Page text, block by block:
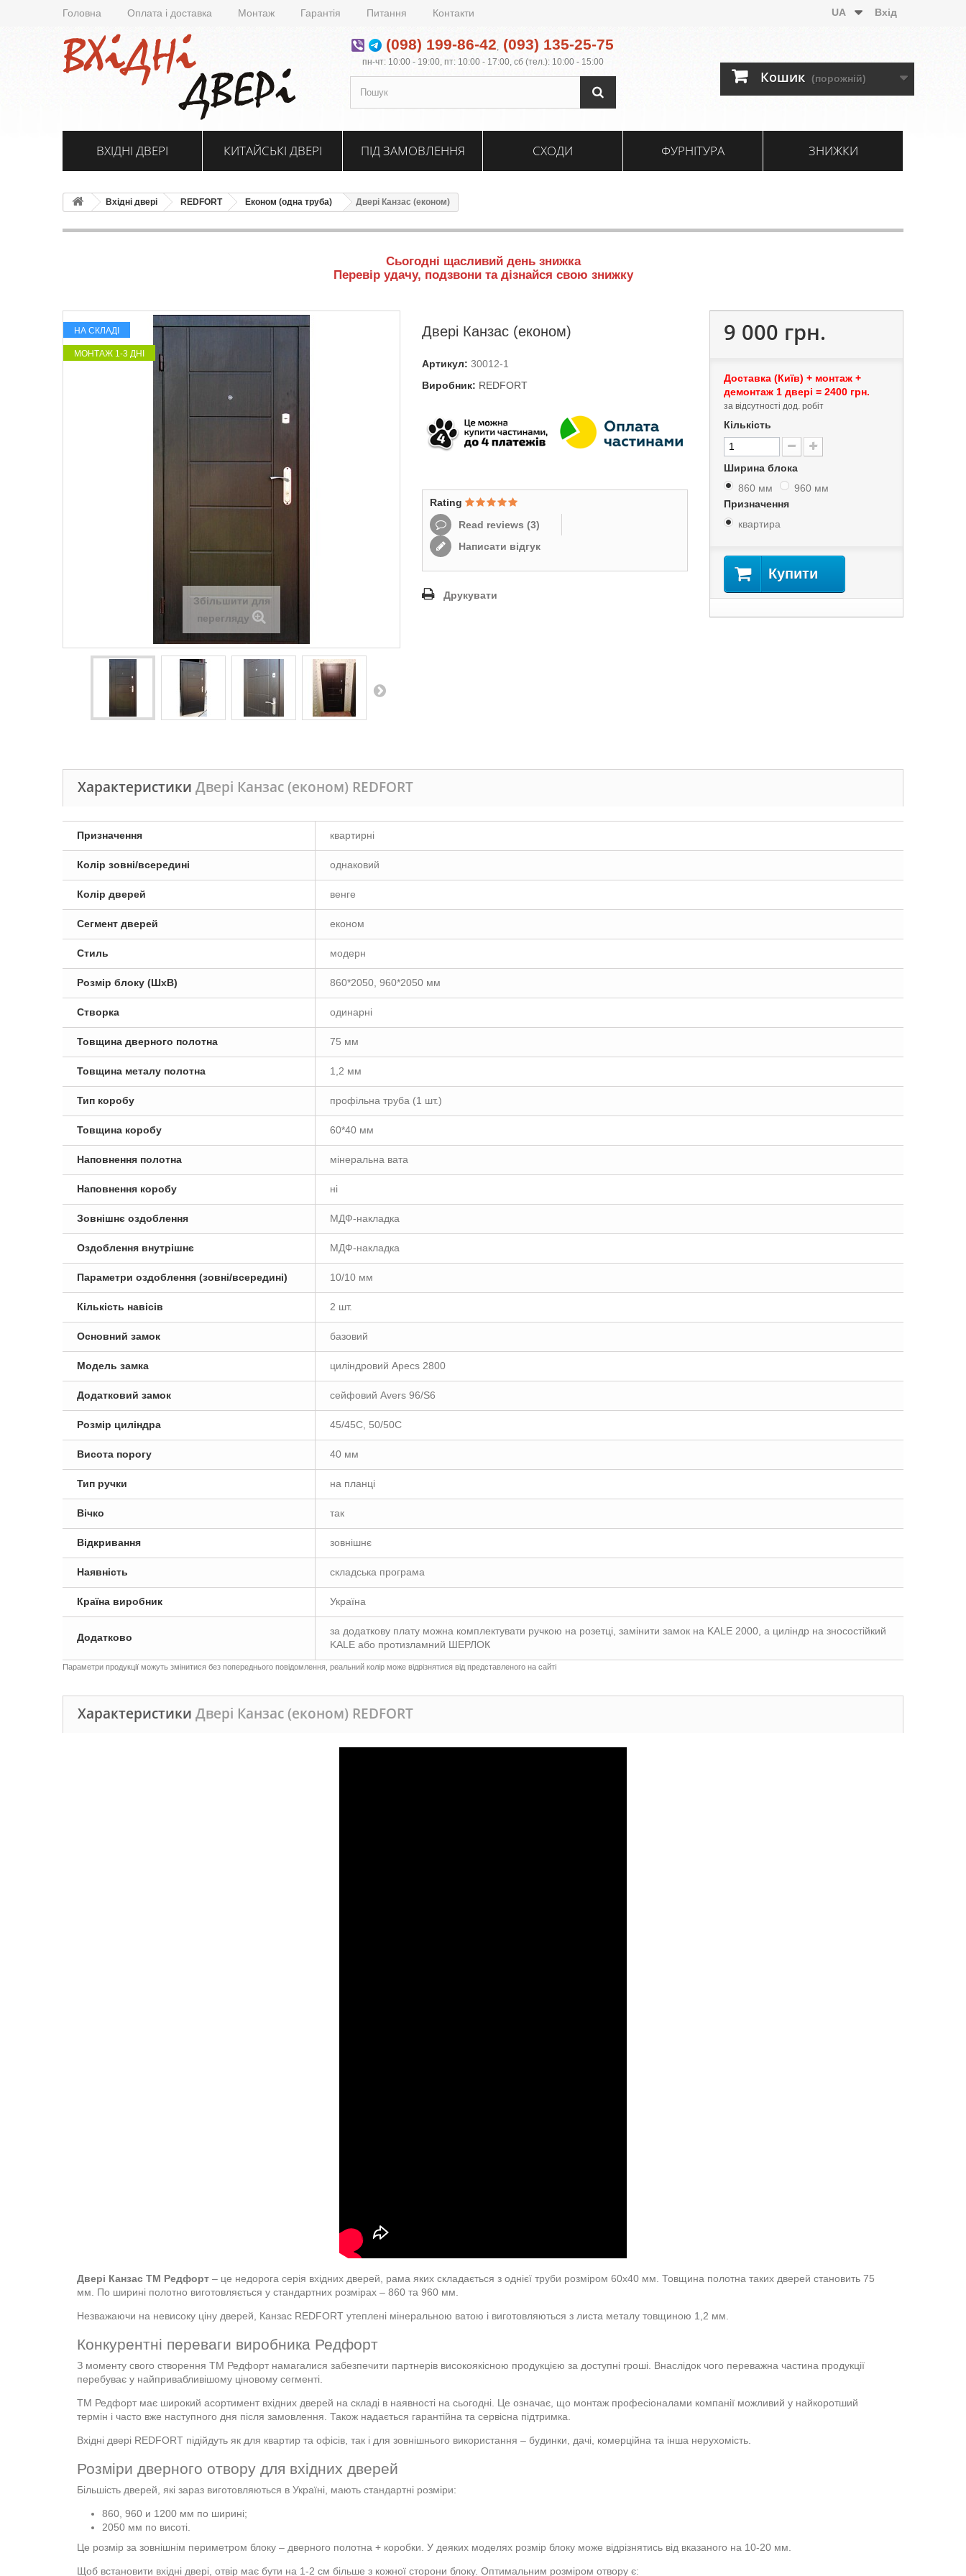
Головна Оплата і доставка Монтаж Гарантія Питання Контакти Вхід
UA
(098) 199-86-42, (093) 135-25-75
пн-чт: 10:00 - 19:00, пт: 10:00 - 17:00, сб (тел.): 10:00 - 15:00
Кошик (порожній)
ВХІДНІ ДВЕРІ КИТАЙСЬКІ ДВЕРІ ПІД ЗАМОВЛЕННЯ СХОДИ ФУРНІТУРА ЗНИЖКИ
Вхідні двері REDFORT Економ (одна труба) Двері Канзас (економ)
Сьогодні щасливий день знижка
Перевір удачу, подзвони та дізнайся свою знижку
НА СКЛАДІ
МОНТАЖ 1-3 ДНІ
Збільшити для
перегляду
Двері Канзас (економ)
Артикул: 30012-1
Виробник: REDFORT
Rating
Read reviews (3)
Написати відгук
Друкувати
9 000 грн.
Доставка (Київ) + монтаж +
демонтаж 1 двері = 2400 грн.
за відсутності дод. робіт
Кількість
Ширина блока
860 мм
960 мм
Призначення
квартира
Купити
Характеристики Двері Канзас (економ) REDFORT
Призначення квартирні
Колір зовні/всередині однаковий
Колір дверей венге
Сегмент дверей економ
Стиль модерн
Розмір блоку (ШxВ) 860*2050, 960*2050 мм
Створка одинарні
Товщина дверного полотна 75 мм
Товщина металу полотна 1,2 мм
Тип коробу профільна труба (1 шт.)
Товщина коробу 60*40 мм
Наповнення полотна мінеральна вата
Наповнення коробу ні
Зовнішнє оздоблення МДФ-накладка
Оздоблення внутрішнє МДФ-накладка
Параметри оздоблення (зовні/всередині) 10/10 мм
Кількість навісів 2 шт.
Основний замок базовий
Модель замка циліндровий Apecs 2800
Додатковий замок сейфовий Avers 96/S6
Розмір циліндра 45/45C, 50/50C
Висота порогу 40 мм
Тип ручки на планці
Вічко так
Відкривання зовнішнє
Наявність складська програма
Країна виробник Україна
Додатково
за додаткову плату можна комплектувати ручкою на розетці, замінити замок на KALE 2000, а циліндр на зносостійкий
KALE або протизламний ШЕРЛОК
Параметри продукції можуть змінитися без попереднього повідомлення, реальний колір може відрізнятися від представленого на сайті
Характеристики Двері Канзас (економ) REDFORT
Двері Канзас ТМ Редфорт – це недорога серія вхідних дверей, рама яких складається з однієї труби розміром 60х40 мм. Товщина полотна таких дверей становить 75
мм. По ширині полотно виготовляється у стандартних розмірах – 860 та 960 мм.
Незважаючи на невисоку ціну дверей, Канзас REDFORT утеплені мінеральною ватою і виготовляються з листа металу товщиною 1,2 мм.
Конкурентні переваги виробника Редфорт
З моменту свого створення ТМ Редфорт намагалися забезпечити партнерів високоякісною продукцією за доступні гроші. Внаслідок чого переважна частина продукції
перебуває у найпривабливішому ціновому сегменті.
ТМ Редфорт має широкий асортимент вхідних дверей на складі в наявності на сьогодні. Це означає, що монтаж професіоналами компанії можливий у найкоротший
термін і часто вже наступного дня після замовлення. Також надається гарантійна та сервісна підтримка.
Вхідні двері REDFORT підійдуть як для квартир та офісів, так і для зовнішнього використання – будинки, дачі, комерційна та інша нерухомість.
Розміри дверного отвору для вхідних дверей
Більшість дверей, які зараз виготовляються в Україні, мають стандартні розміри:
860, 960 и 1200 мм по ширині;
2050 мм по висоті.
Це розмір за зовнішнім периметром блоку – дверного полотна + коробки. У деяких моделях розмір блоку може відрізнятись від вказаного на 10-20 мм.
Щоб встановити вхідні двері, отвір має бути на 1-2 см більше з кожної сторони блоку. Оптимальним розміром отвору є: